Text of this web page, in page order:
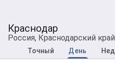
Краснодар
Россия, Краснодарский край
Точный День